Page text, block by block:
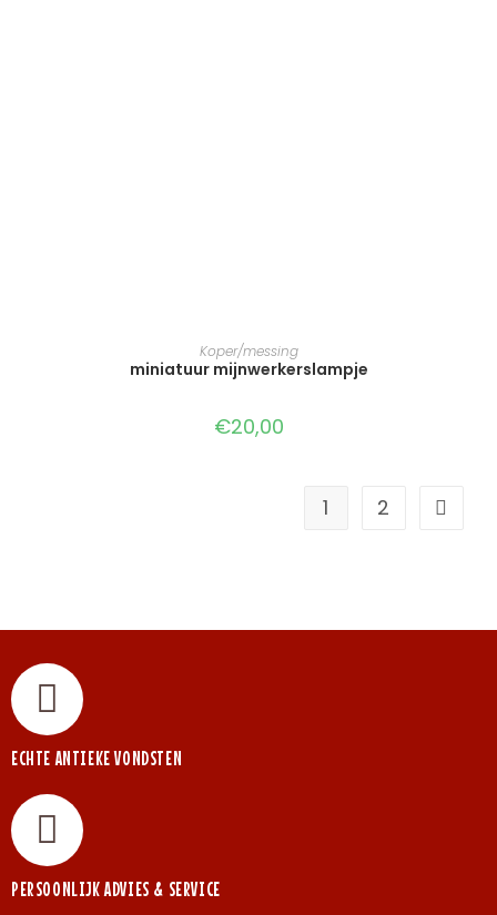
TOEVOEGEN AAN WINKELWAGEN
Koper/messing
miniatuur mijnwerkerslampje
€20,00
1 2
ECHTE ANTIEKE VONDSTEN
PERSOONLIJK ADVIES & SERVICE